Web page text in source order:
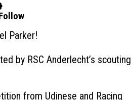
Parker!
by RSC Anderlecht’s scouting
from Udinese and Racing